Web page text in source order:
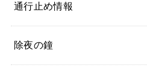
通行止め情報
除夜の鐘